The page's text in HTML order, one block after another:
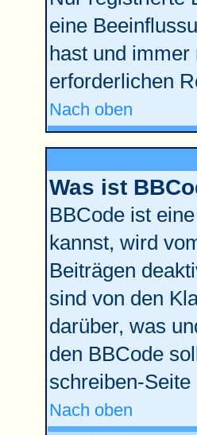
eine
hast und
erforderlichen
Nach oben
Was ist
BBCode ist
kannst, wird
Beiträgen
sind von den
darüber, was
den BBCode
schreiben-
Nach oben